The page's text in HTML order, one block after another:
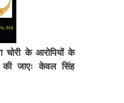
चोरी के आरोपियों के
की जाएः केवल सिंह